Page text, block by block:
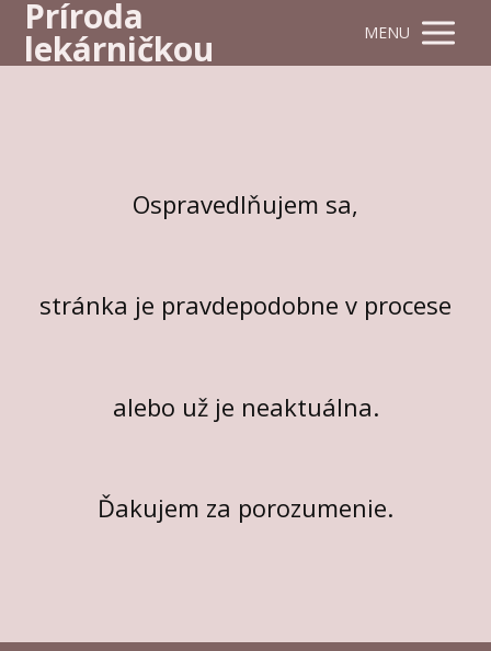
Príroda
lekárničkou MENU
Ospravedlňujem sa,
stránka je pravdepodobne v procese
alebo už je neaktuálna.
Ďakujem za porozumenie.